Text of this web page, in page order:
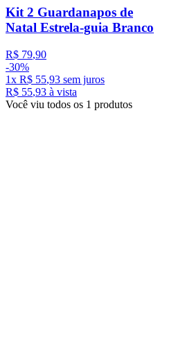
Kit 2 Guardanapos de
Natal Estrela-guia Branco
R$ 79,90
-30%
1x R$ 55,93 sem juros
R$ 55,93 à vista
Você viu todos os 1 produtos